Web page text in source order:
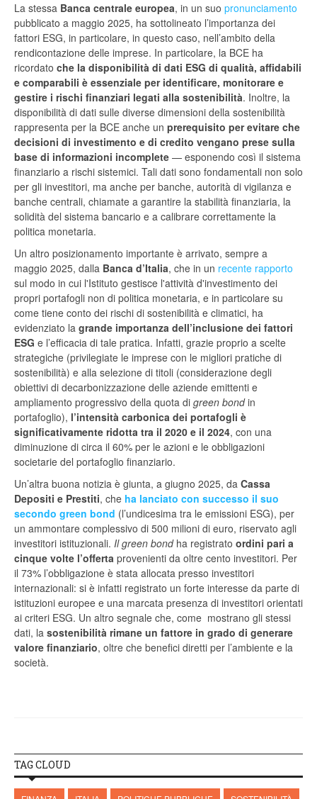
La stessa Banca centrale europea, in un suo pronunciamento
pubblicato a maggio 2025, ha sottolineato l’importanza dei
fattori ESG, in particolare, in questo caso, nell’ambito della
rendicontazione delle imprese. In particolare, la BCE ha
ricordato che la disponibilità di dati ESG di qualità, affidabili
e comparabili è essenziale per identificare, monitorare e
gestire i rischi finanziari legati alla sostenibilità. Inoltre, la
disponibilità di dati sulle diverse dimensioni della sostenibilità
rappresenta per la BCE anche un prerequisito per evitare che
decisioni di investimento e di credito vengano prese sulla
base di informazioni incomplete — esponendo così il sistema
finanziario a rischi sistemici. Tali dati sono fondamentali non solo
per gli investitori, ma anche per banche, autorità di vigilanza e
banche centrali, chiamate a garantire la stabilità finanziaria, la
solidità del sistema bancario e a calibrare correttamente la
politica monetaria.
Un altro posizionamento importante è arrivato, sempre a
maggio 2025, dalla Banca d’Italia, che in un recente rapporto
sul modo in cui l'Istituto gestisce l'attività d'investimento dei
propri portafogli non di politica monetaria, e in particolare su
come tiene conto dei rischi di sostenibilità e climatici, ha
evidenziato la grande importanza dell’inclusione dei fattori
ESG e l’efficacia di tale pratica. Infatti, grazie proprio a scelte
strategiche (privilegiate le imprese con le migliori pratiche di
sostenibilità) e alla selezione di titoli (considerazione degli
obiettivi di decarbonizzazione delle aziende emittenti e
ampliamento progressivo della quota di green bondin
portafoglio), l’intensità carbonica dei portafogli è
significativamente ridotta tra il 2020 e il 2024, con una
diminuzione di circa il 60% per le azioni e le obbligazioni
societarie del portafoglio finanziario.
Un’altra buona notizia è giunta, a giugno 2025, da Cassa
Depositi e Prestiti, che ha lanciato con successo il suo
secondo green bond (l’undicesima tra le emissioni ESG), per
un ammontare complessivo di 500 milioni di euro, riservato agli
investitori istituzionali. Il green bondha registrato ordini pari a
cinque volte l’offerta provenienti da oltre cento investitori. Per
il 73% l’obbligazione è stata allocata presso investitori
internazionali: si è infatti registrato un forte interesse da parte di
istituzioni europee e una marcata presenza di investitori orientati
ai criteri ESG. Un altro segnale che, come mostrano gli stessi
dati, la sostenibilità rimane un fattore in grado di generare
valore finanziario, oltre che benefici diretti per l’ambiente e la
società.
TAG CLOUD